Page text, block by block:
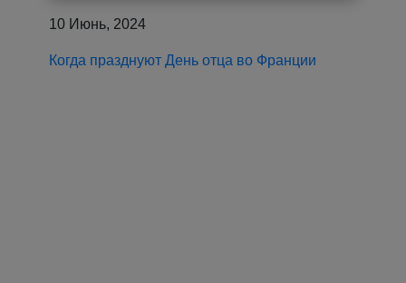
10 Июнь, 2024
Когда празднуют День отца во Франции